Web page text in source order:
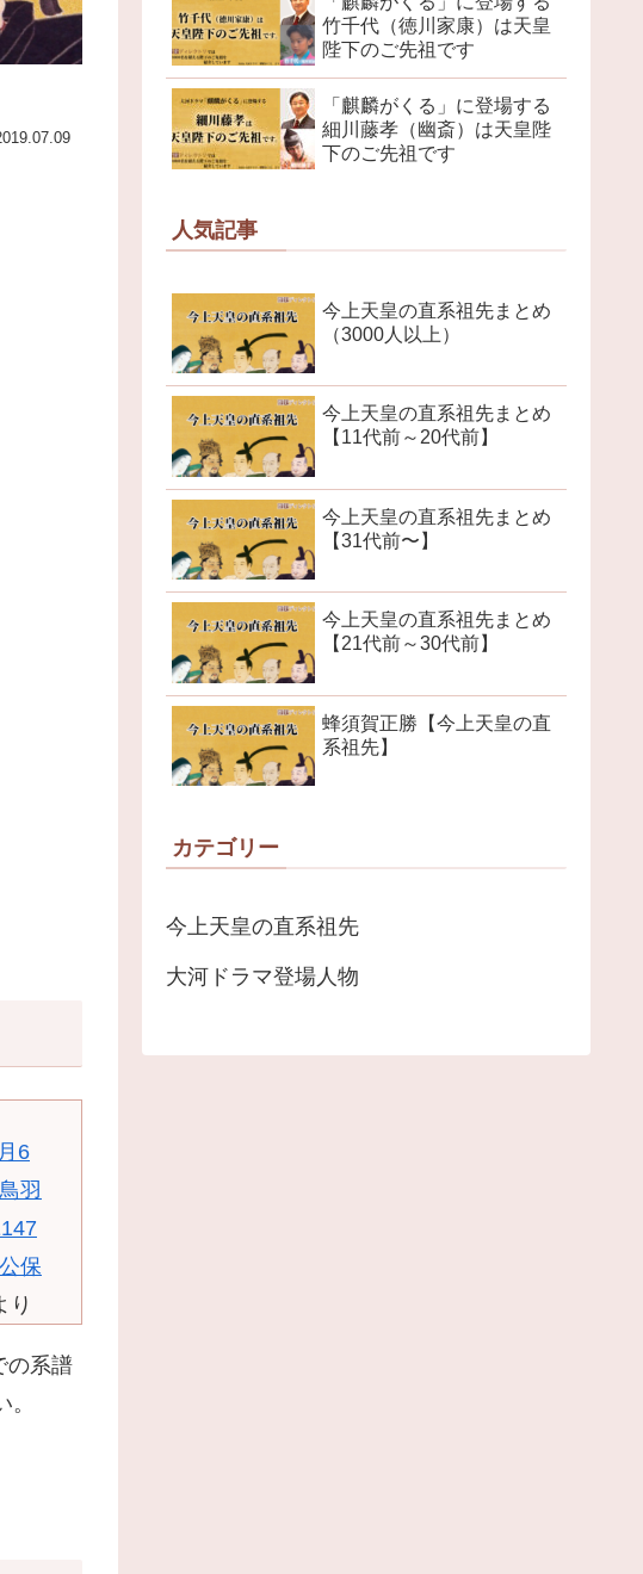
6
鳥羽
保
り
の系譜
竹千代（徳川家康）は天皇
陛下のご先祖です
「麒麟がくる」に登場する
細川藤孝（幽斎）は天皇陛
下のご先祖です
人気記事
今上天皇の直系祖先まとめ
（3000人以上）
今上天皇の直系祖先まとめ
【11代前～20代前】
今上天皇の直系祖先まとめ
【31代前〜】
今上天皇の直系祖先まとめ
【21代前～30代前】
蜂須賀正勝【今上天皇の直
系祖先】
カテゴリー
今上天皇の直系祖先
大河ドラマ登場人物